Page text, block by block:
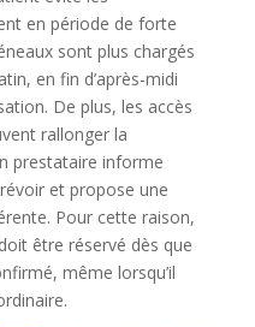
en période de forte
sont plus chargés
en fin d’après-midi
De plus, les accès
rallonger la
prestataire informe
et propose une
Pour cette raison,
doit être réservé dès que
même lorsqu’il